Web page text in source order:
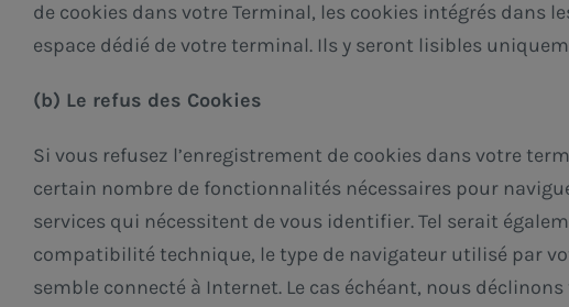
de cookies dans votre Terminal, les cookies intégrés dans
espace dédié de votre terminal. Ils y seront lisibles
(b) Le refus des Cookies
Si vous refusez l’enregistrement de cookies dans votre
certain nombre de fonctionnalités nécessaires pour
services qui nécessitent de vous identifier. Tel serait
compatibilité technique, le type de navigateur utilisé par
semble connecté à Internet. Le cas échéant, nous